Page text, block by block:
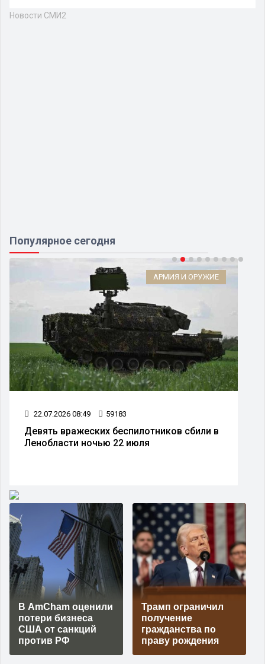
Новости СМИ2
Популярное сегодня
АРМИЯ И ОРУЖИЕ
22.07.2026 08:49 59183
Девять вражеских беспилотников сбили в
Ленобласти ночью 22 июля
В AmCham оценили
потери бизнеса
США от санкций
против РФ
Трамп ограничил
получение
гражданства по
праву рождения